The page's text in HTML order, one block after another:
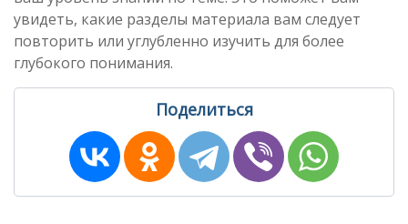
увидеть, какие разделы материала вам следует
повторить или углубленно изучить для более
глубокого понимания.
Поделиться